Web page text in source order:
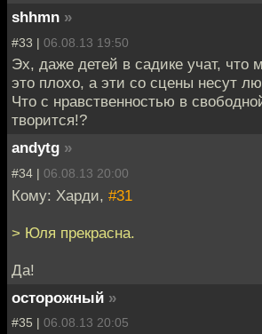
shhmn »
#33 | 06.08.13 19:50
Эх, даже детей в садике учат, что
это плохо, а эти со сцены несут
Что с нравственностью в
творится!?
andytg »
#34 | 06.08.13 20:00
Кому: Харди, #31
> Юля прекрасна.
Да!
осторожный »
#35 | 06.08.13 20:05